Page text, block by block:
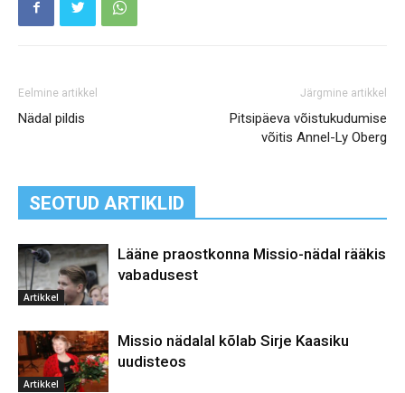
Eelmine artikkel
Nädal pildis
Järgmine artikkel
Pitsipäeva võistukudumise
võitis Annel-Ly Oberg
SEOTUD ARTIKLID
Artikkel
Lääne praostkonna Missio-nädal rääkis
vabadusest
Artikkel
Missio nädalal kõlab Sirje Kaasiku
uudisteos